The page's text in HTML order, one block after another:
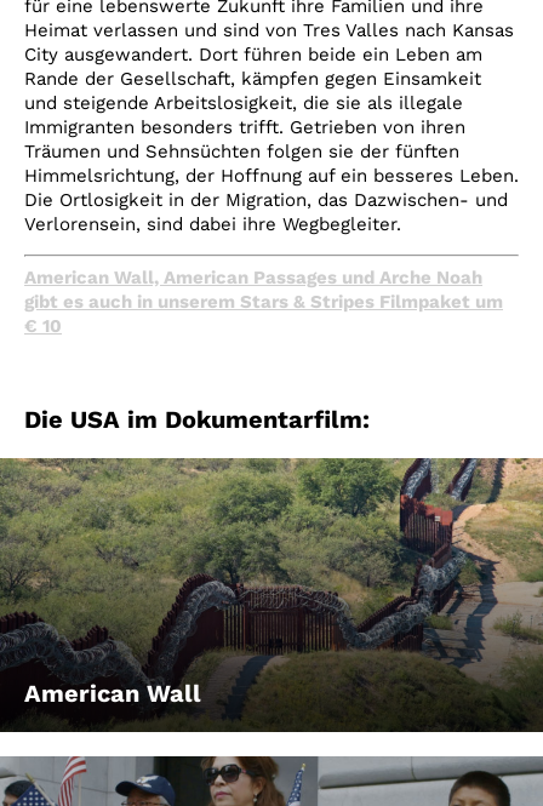
für eine lebenswerte Zukunft ihre Familien und ihre
Heimat verlassen und sind von Tres Valles nach Kansas
City ausgewandert. Dort führen beide ein Leben am
Rande der Gesellschaft, kämpfen gegen Einsamkeit
und steigende Arbeitslosigkeit, die sie als illegale
Immigranten besonders trifft. Getrieben von ihren
Träumen und Sehnsüchten folgen sie der fünften
Himmelsrichtung, der Hoffnung auf ein besseres Leben.
Die Ortlosigkeit in der Migration, das Dazwischen- und
Verlorensein, sind dabei ihre Wegbegleiter.
American Wall, American Passages und Arche Noah
gibt es auch in unserem Stars & Stripes Filmpaket um
€ 10
Die USA im Dokumentarfilm:
American Wall